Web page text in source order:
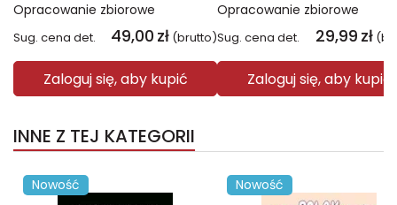
Opracowanie zbiorowe
Sug. cena det. 49,00 zł (brutto)
Zaloguj się, aby kupić
Opracowanie zbiorowe
Sug. cena det. 29,99 zł
Zaloguj się, aby kupić
INNE Z TEJ KATEGORII
Nowość Nowość